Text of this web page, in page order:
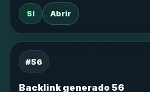
SI Abrir
#56
Backlink generado 56